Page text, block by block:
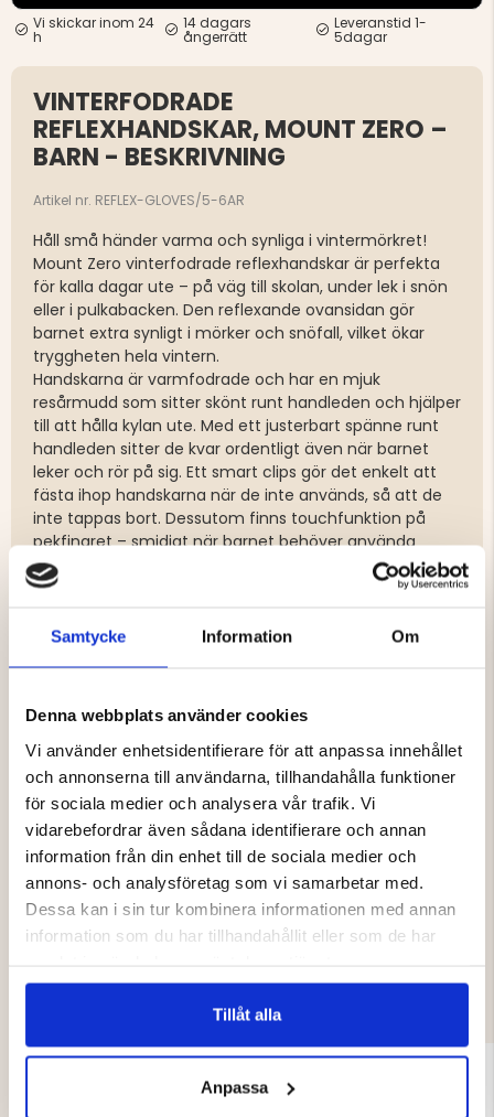
Samtycke Information Om
Denna webbplats använder cookies
Vi använder enhetsidentifierare för att anpassa innehållet
och annonserna till användarna, tillhandahålla funktioner
för sociala medier och analysera vår trafik. Vi
vidarebefordrar även sådana identifierare och annan
information från din enhet till de sociala medier och
annons- och analysföretag som vi samarbetar med.
Dessa kan i sin tur kombinera informationen med annan
information som du har tillhandahållit eller som de har
Tillåt alla
Anpassa
Vi skickar inom 24
h
14 dagars
ångerrätt
Leveranstid 1-
5dagar
VINTERFODRADE
REFLEXHANDSKAR, MOUNT ZERO –
BARN - BESKRIVNING
Artikel nr. REFLEX-GLOVES/5-6AR
Håll små händer varma och synliga i vintermörkret!
Mount Zero vinterfodrade reflexhandskar är perfekta
för kalla dagar ute – på väg till skolan, under lek i snön
eller i pulkabacken. Den reflexande ovansidan gör
barnet extra synligt i mörker och snöfall, vilket ökar
tryggheten hela vintern.
Handskarna är varmfodrade och har en mjuk
resårmudd som sitter skönt runt handleden och hjälper
till att hålla kylan ute. Med ett justerbart spänne runt
handleden sitter de kvar ordentligt även när barnet
leker och rör på sig. Ett smart clips gör det enkelt att
fästa ihop handskarna när de inte används, så att de
inte tappas bort. Dessutom finns touchfunktion på
pekfingret – smidigt när barnet behöver använda
mobil eller surfplatta utan att ta av sig handsken.
Reflexmaterial för ökad synlighet
Mjuk resårmudd för skön passform
Clips för att fästa ihop handskarna
AV